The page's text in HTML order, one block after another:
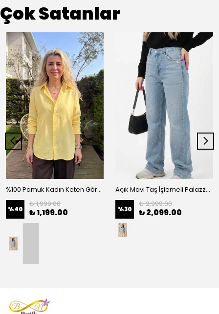
Çok Satanlar
%100 Pamuk Kadın Keten Görünümlü Oversize Gömlek - Rahat Kesim Basic - Sarı
%40
₺ 1,999.00
₺ 1,199.00
Açık Mavi Taş İşlemeli Palazzo Kadın Kot Pantolon - Mavi
%30
₺ 2,999.00
₺ 2,099.00